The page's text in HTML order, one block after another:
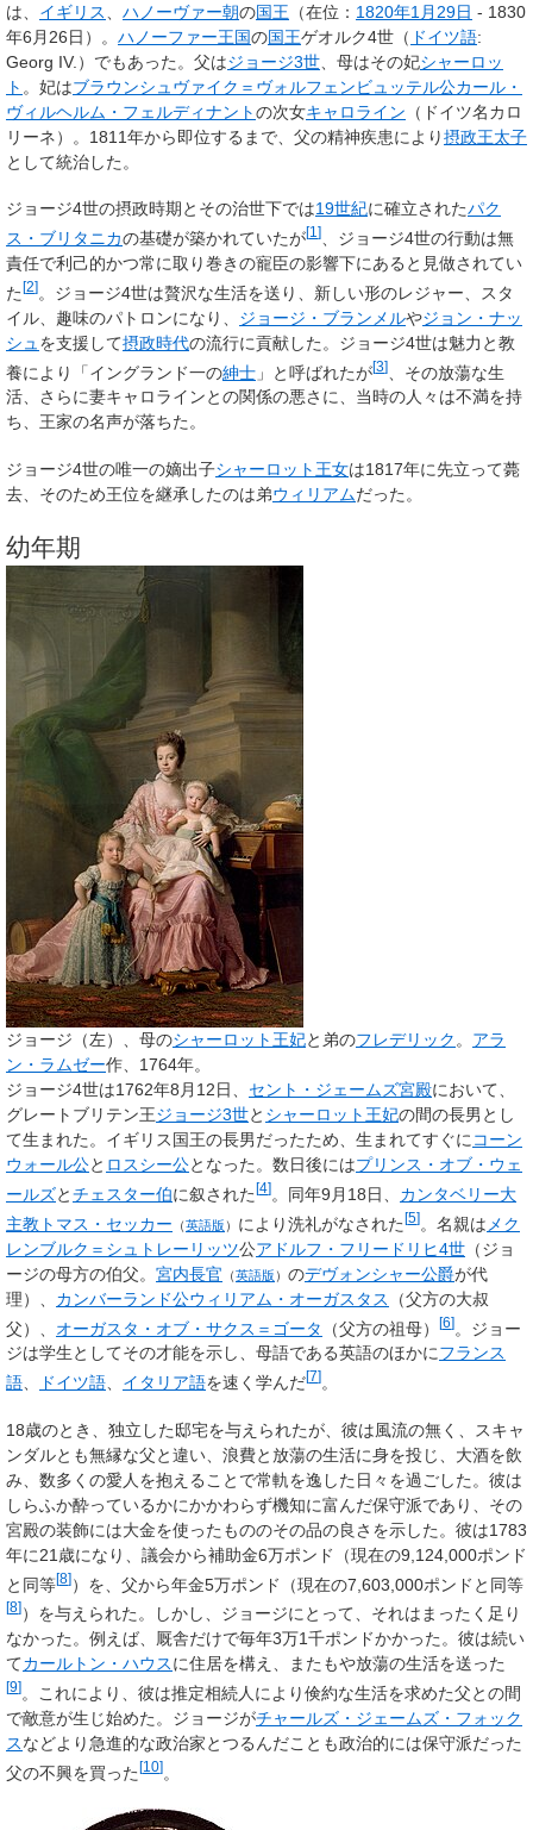
は、 イギリス ハノーヴァー朝の国王 （在位： 1820年1月29日 - 1830
年6月26日）。 ハノーファー王国の国王ゲオルク4世 （ ドイツ語:
Georg IV. ）でもあった。父はジョージ3世 、母はその妃シャーロッ
ト 。妃はブラウンシュヴァイク＝ヴォルフェンビュッテル公カール・
ヴィルヘルム・フェルディナントの次女キャロライン （ドイツ名カロ
リーネ）。1811年から即位するまで、父の精神疾患により摂政王太子
として統治した。
ジョージ4世の摂政時期とその治世下では19世紀に確立されたパク
ス・ブリタニカの基礎が築かれていたが[1 ]
、ジョージ4世の行動は無
責任で利己的かつ常に取り巻きの寵臣の影響下にあると見做されてい
た[2]。ジョージ4世は贅沢な生活を送り、新しい形のレジャー、スタ
イル、趣味のパトロンになり、 ジョージ・ブランメルやジョン・ナッ
シュ を支援して摂政時代の流行に貢献した。ジョージ4世は魅力と教
養により「イングランド一の紳士 」と呼ばれたが[3]
、その放蕩な生
活、さらに妻キャロラインとの関係の悪さに、当時の人々は不満を持
ち、王家の名声が落ちた。
ジョージ4世の唯一の嫡出子シャーロット王女は1817年に先立って薨
去、そのため王位を継承したのは弟ウィリアムだった。
幼年期
ジョージ（左）、母のシャーロット王妃と弟のフレデリック。 アラ
ン・ラムゼー作、1764年。
ジョージ4世は1762年8月12日、 セント・ジェームズ宮殿において、
グレートブリテン王ジョージ3世と シャーロット王妃の間の長男とし
て生まれた。イギリス国王の長男だったため、生まれてすぐにコーン
ウォール公と ロスシー公となった。数日後にはプリンス・オブ・ウェ
ールズとチェスター伯に叙された [4] 。同年9月18日、 カンタベリー大
主教 トマス・セッカー （英語版 ） により洗礼がなされた[5]。名親は メク
レンブルク＝シュトレーリッツ公アドルフ・フリードリヒ4世 （ジョ
ージの母方の伯父。 宮内長官 （英語版 ） のデヴォンシャー公爵が代
理）、 カンバーランド公ウィリアム・オーガスタス
（父方の大叔
父）、 オーガスタ・オブ・サクス＝ゴータ （父方の祖母） [6]。ジョー
ジは学生としてその才能を示し、母語である英語のほかにフランス
語
ドイツ語 イタリア語を速く学んだ[7] 。
18歳のとき、独立した邸宅を与えられたが、彼は風流の無く、スキャ
ンダルとも無縁な父と違い、浪費と放蕩の生活に身を投じ、大酒を飲
み、数多くの愛人を抱えることで常軌を逸した日々を過ごした。彼は
しらふか酔っているかにかかわらず機知に富んだ保守派であり、その
宮殿の装飾には大金を使ったもののその品の良さを示した。彼は1783
年に21歳になり、議会から補助金6万ポンド（現在の9,124,000ポンド
と同等[8]）を、父から年金5万ポンド（現在の7,603,000ポンドと同等
[8] ）を与えられた。しかし、ジョージにとって、それはまったく足り
なかった。例えば、厩舎だけで毎年3万1千ポンドかかった。彼は続い
てカールトン・ハウスに住居を構え、またもや放蕩の生活を送った
[9]。これにより、彼は推定相続人により倹約な生活を求めた父との間
で敵意が生じ始めた。ジョージがチャールズ・ジェームズ・フォック
スなどより急進的な政治家とつるんだことも政治的には保守派だった
父の不興を買った[10]。